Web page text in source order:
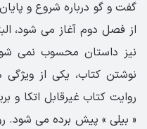
گفت و گو درباره شروع و
از فصل دوم آغاز می شود،
نیز داستان محسوب نمی
نوشتن کتاب، یکی از
روایت کتاب غیرقابل اتکا و
« بیلی » پیش برده می شود.